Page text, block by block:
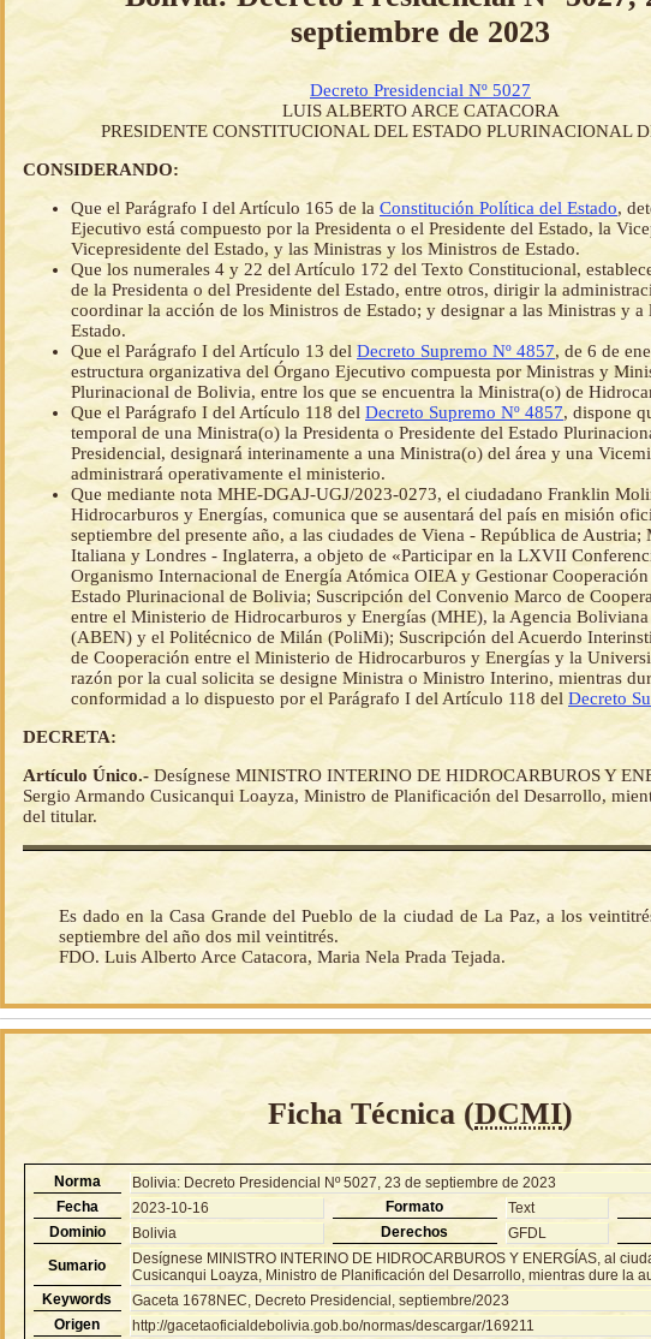
septiembre de 2023
Decreto Presidencial Nº 5027
LUIS ALBERTO ARCE CATACORA
PRESIDENTE CONSTITUCIONAL DEL ESTADO PLURINACIONAL
CONSIDERANDO:
Que el Parágrafo I del Artículo 165 de la Constitución Política del Estado,
Ejecutivo está compuesto por la Presidenta o el Presidente del Estado, la
Vicepresidente del Estado, y las Ministras y los Ministros de Estado.
Que los numerales 4 y 22 del Artículo 172 del Texto Constitucional,
de la Presidenta o del Presidente del Estado, entre otros, dirigir la
coordinar la acción de los Ministros de Estado; y designar a las Ministras y a
Estado.
Que el Parágrafo I del Artículo 13 del Decreto Supremo Nº 4857, de 6 de
estructura organizativa del Órgano Ejecutivo compuesta por Ministras y
Plurinacional de Bolivia, entre los que se encuentra la Ministra(o) de
Que el Parágrafo I del Artículo 118 del Decreto Supremo Nº 4857, dispone
temporal de una Ministra(o) la Presidenta o Presidente del Estado
Presidencial, designará interinamente a una Ministra(o) del área y una
administrará operativamente el ministerio.
Que mediante nota MHE-DGAJ-UGJ/2023-0273, el ciudadano Franklin
Hidrocarburos y Energías, comunica que se ausentará del país en misión
septiembre del presente año, a las ciudades de Viena - República de
Italiana y Londres - Inglaterra, a objeto de «Participar en la LXVII
Organismo Internacional de Energía Atómica OIEA y Gestionar
Estado Plurinacional de Bolivia; Suscripción del Convenio Marco de
entre el Ministerio de Hidrocarburos y Energías (MHE), la Agencia
(ABEN) y el Politécnico de Milán (PoliMi); Suscripción del Acuerdo
de Cooperación entre el Ministerio de Hidrocarburos y Energías y la
razón por la cual solicita se designe Ministra o Ministro Interino, mientras
conformidad a lo dispuesto por el Parágrafo I del Artículo 118 del Decreto
DECRETA:
Artículo Único.- Desígnese MINISTRO INTERINO DE HIDROCARBUROS Y
Sergio Armando Cusicanqui Loayza, Ministro de Planificación del Desarrollo,
del titular.
Es dado en la Casa Grande del Pueblo de la ciudad de La Paz, a los
septiembre del año dos mil veintitrés.
FDO. Luis Alberto Arce Catacora, Maria Nela Prada Tejada.
Ficha Técnica (DCMI)
Norma
Bolivia: Decreto Presidencial Nº 5027, 23 de septiembre de 2023
Fecha
2023-10-16 Formato Text
Dominio
Bolivia Derechos GFDL
Sumario
Desígnese MINISTRO INTERINO DE HIDROCARBUROS Y ENERGÍAS, al
Cusicanqui Loayza, Ministro de Planificación del Desarrollo, mientras dure la
Keywords
Gaceta 1678NEC, Decreto Presidencial, septiembre/2023
Origen
http://gacetaoficialdebolivia.gob.bo/normas/descargar/169211